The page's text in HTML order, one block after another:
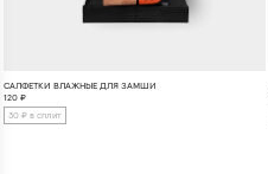
САЛФЕТКИ ВЛАЖНЫЕ ДЛЯ ЗАМШИ
120 ₽
30 ₽ в сплит